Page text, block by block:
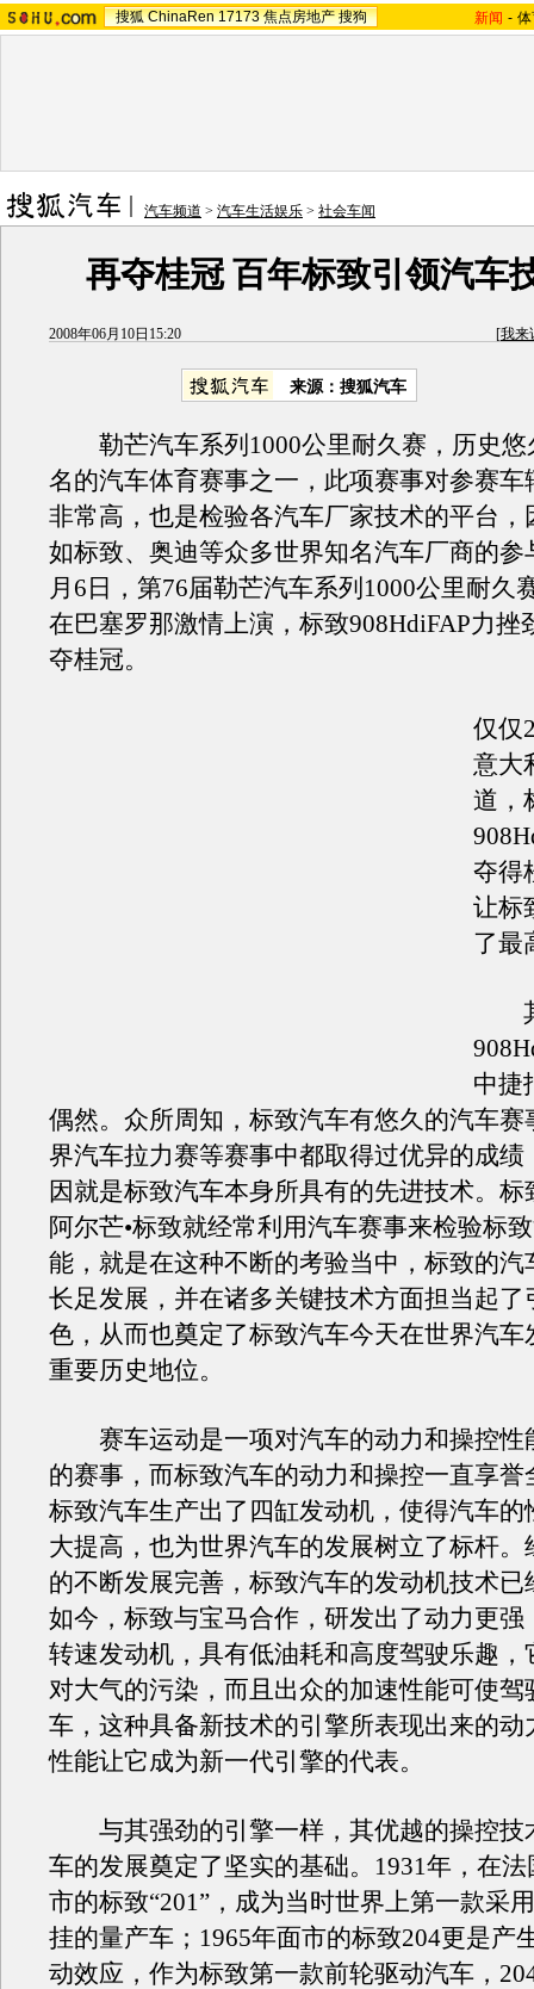
搜狐 ChinaRen 17173 焦点房地产 搜狗 新闻 -
汽车频道 > 汽车生活娱乐 > 社会车闻
再夺桂冠 百年标致引领汽车
2008年06月10日15:20 [我来
来源：搜狐汽车
勒芒汽车系列1000公里耐久赛，历史悠
名的汽车体育赛事之一，此项赛事对参赛车
非常高，也是检验各汽车厂家技术的平台，
如标致、奥迪等众多世界知名汽车厂商的参
月6日，第76届勒芒汽车系列1000公里耐久
在巴塞罗那激情上演，标致908HdiFAP力挫
夺桂冠。
仅仅
意大
道，
夺得
让标
了最
其
中捷
偶然。众所周知，标致汽车有悠久的汽车赛
界汽车拉力赛等赛事中都取得过优异的成绩
因就是标致汽车本身所具有的先进技术。标
阿尔芒•标致就经常利用汽车赛事来检验标
能，就是在这种不断的考验当中，标致的汽
长足发展，并在诸多关键技术方面担当起了
色，从而也奠定了标致汽车今天在世界汽车
重要历史地位。
赛车运动是一项对汽车的动力和操控性
的赛事，而标致汽车的动力和操控一直享誉
标致汽车生产出了四缸发动机，使得汽车的
大提高，也为世界汽车的发展树立了标杆。
的不断发展完善，标致汽车的发动机技术已
如今，标致与宝马合作，研发出了动力更强
转速发动机，具有低油耗和高度驾驶乐趣，
对大气的污染，而且出众的加速性能可使驾
车，这种具备新技术的引擎所表现出来的动
性能让它成为新一代引擎的代表。
与其强劲的引擎一样，其优越的操控技
车的发展奠定了坚实的基础。1931年，在
市的标致“201”，成为当时世界上第一款采
挂的量产车；1965年面市的标致204更是产
动效应，作为标致第一款前轮驱动汽车，